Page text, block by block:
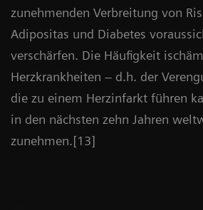
zunehmenden Verbreitung von
Adipositas und Diabetes
verschärfen. Die Häufigkeit
Herzkrankheiten – d.h. der
die zu einem Herzinfarkt führen
in den nächsten zehn Jahren
zunehmen.[13]